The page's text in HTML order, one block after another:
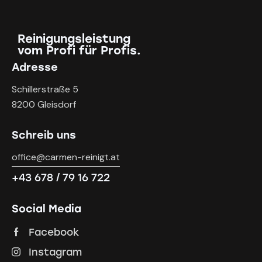
Reinigungsleistung
vom Profi für Profis.
Adresse
Schillerstraße 5
8200 Gleisdorf
Schreib uns
office@carmen-reinigt.at
+43 678 / 79 16 722
Social Media
Facebook
Instagram